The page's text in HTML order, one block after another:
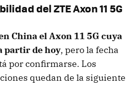
del ZTE Axon 11 5G
China el Axon 11 5G cuya
partir de hoy, pero la fecha
por confirmarse. Los
quedan de la siguiente